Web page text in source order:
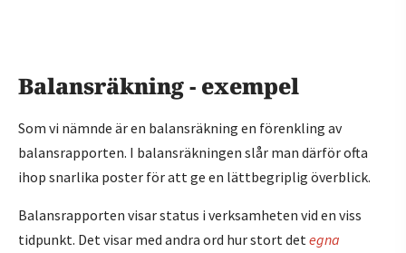
Balansräkning - exempel
Som vi nämnde är en balansräkning en förenkling av
balansrapporten. I balansräkningen slår man därför ofta
ihop snarlika poster för att ge en lättbegriplig överblick.
Balansrapporten visar status i verksamheten vid en viss
tidpunkt. Det visar med andra ord hur stort det egna